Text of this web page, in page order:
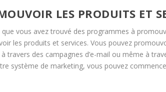
LES PRODUITS ET
que vous avez trouvé des programmes à
les produits et services. Vous pouvez
travers des campagnes d’e-mail ou même à
système de marketing, vous pouvez